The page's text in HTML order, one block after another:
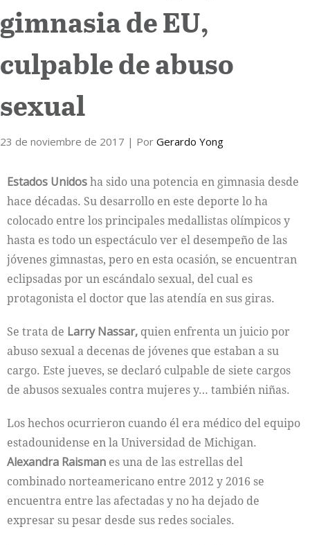
Internacional
Cultura
gimnasia de EU,
culpable de abuso
sexual
23 de noviembre de 2017 | Por Gerardo Yong
Estados Unidosha sido una potencia en gimnasia desde
hace décadas. Su desarrollo en este deporte lo ha
colocado entre los principales medallistas olímpicos y
hasta es todo un espectáculo ver el desempeño de las
jóvenes gimnastas, pero en esta ocasión, se encuentran
eclipsadas por un escándalo sexual, del cual es
protagonista el doctor que las atendía en sus giras.
Se trata de Larry Nassar, quien enfrenta un juicio por
abuso sexual a decenas de jóvenes que estaban a su
cargo. Este jueves, se declaró culpable de siete cargos
de abusos sexuales contra mujeres y… también niñas.
Los hechos ocurrieron cuando él era médico del equipo
estadounidense en la Universidad de Michigan.
Alexandra Raisman es una de las estrellas del
combinado norteamericano entre 2012 y 2016 se
encuentra entre las afectadas y no ha dejado de
expresar su pesar desde sus redes sociales.